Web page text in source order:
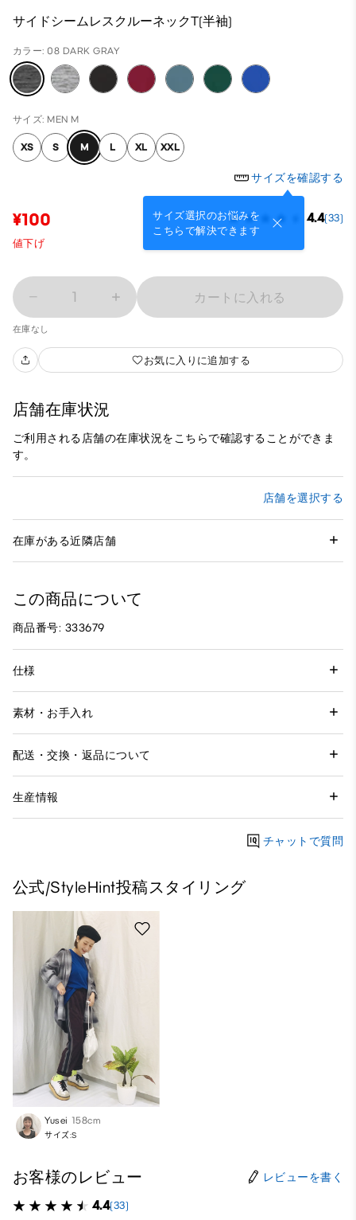
サイドシームレスクルーネックT(半袖)
カラー: 08 DARK GRAY
サイズ: MEN M
XS S M L XL XXL
サイズを確認する
サイズ選択のお悩みを
こちらで解決できます
¥100 4.4(33)
値下げ
1 カートに入れる
在庫なし
お気に入りに追加する
店舗在庫状況
ご利用される店舗の在庫状況をこちらで確認することができま
す。
店舗を選択する
在庫がある近隣店舗
この商品について
商品番号: 333679
仕様
素材・お手入れ
配送・交換・返品について
生産情報
チャットで質問
公式/StyleHint投稿スタイリング
Yusei 158cm
サイズ:S
お客様のレビュー レビューを書く
4.4(33)